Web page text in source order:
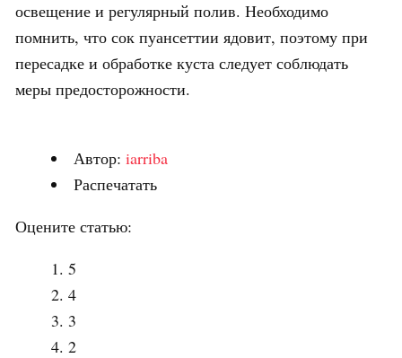
освещение и регулярный полив. Необходимо
помнить, что сок пуансеттии ядовит, поэтому при
пересадке и обработке куста следует соблюдать
меры предосторожности.
Автор: iarriba
Распечатать
Оцените статью:
5
4
3
2